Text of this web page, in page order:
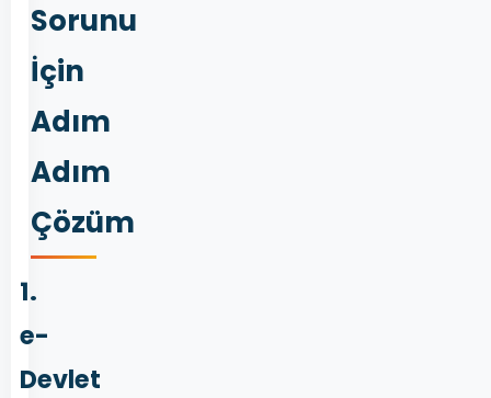
Sorunu
İçin
Adım
Adım
Çözüm
1.
e-
Devlet